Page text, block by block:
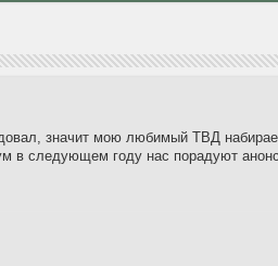
значит мою любимый ТВД
в следующем году нас порадуют